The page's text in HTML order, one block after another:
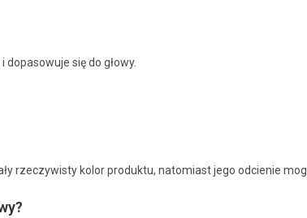
się do głowy.
rzeczywisty kolor produktu, natomiast jego odcienie